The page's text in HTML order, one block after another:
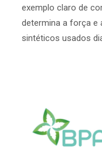
exemplo claro de
determina a força e
sintéticos usados